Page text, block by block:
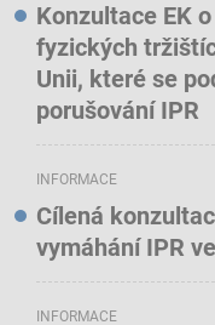
Konzultace EK
fyzických
Unii, které se
porušování IPR
INFORMACE
Cílená
vymáhání IPR
INFORMACE